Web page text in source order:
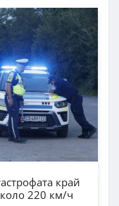
край
220 км/ч